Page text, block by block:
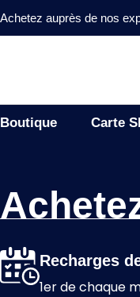
Achetez auprès de nos
Boutique Carte
Recharges
1er de chaque